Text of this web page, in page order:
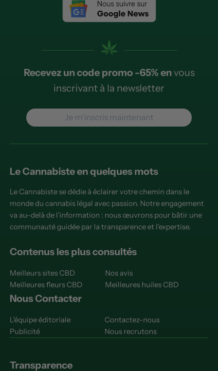
Recevez un code promo -65% envous
inscrivant à la newsletter
Je m'inscris maintenant
Le Cannabiste en quelques mots
Le Cannabiste se dédie à éclairer votre chemin dans le
monde du cannabis légal avec passion. Notre engagement
va au-delà de l'information : nous œuvrons pour bâtir une
communauté guidée par la transparence et l'expertise.
Contenus les plus consultés
Meilleurs sites CBD
Nos avis
Meilleures fleurs CBD
Meilleures huiles CBD
Nous Contacter
L'équipe éditoriale
Contactez-nous
Publicité
Nous recrutons
Transparence